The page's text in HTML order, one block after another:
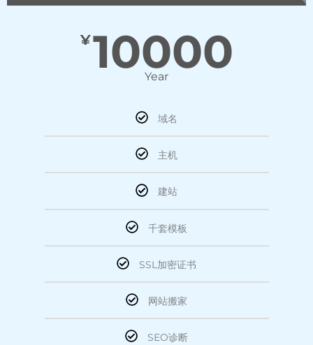
¥10000
Year
域名
主机
建站
千套模板
SSL加密证书
网站搬家
SEO诊断